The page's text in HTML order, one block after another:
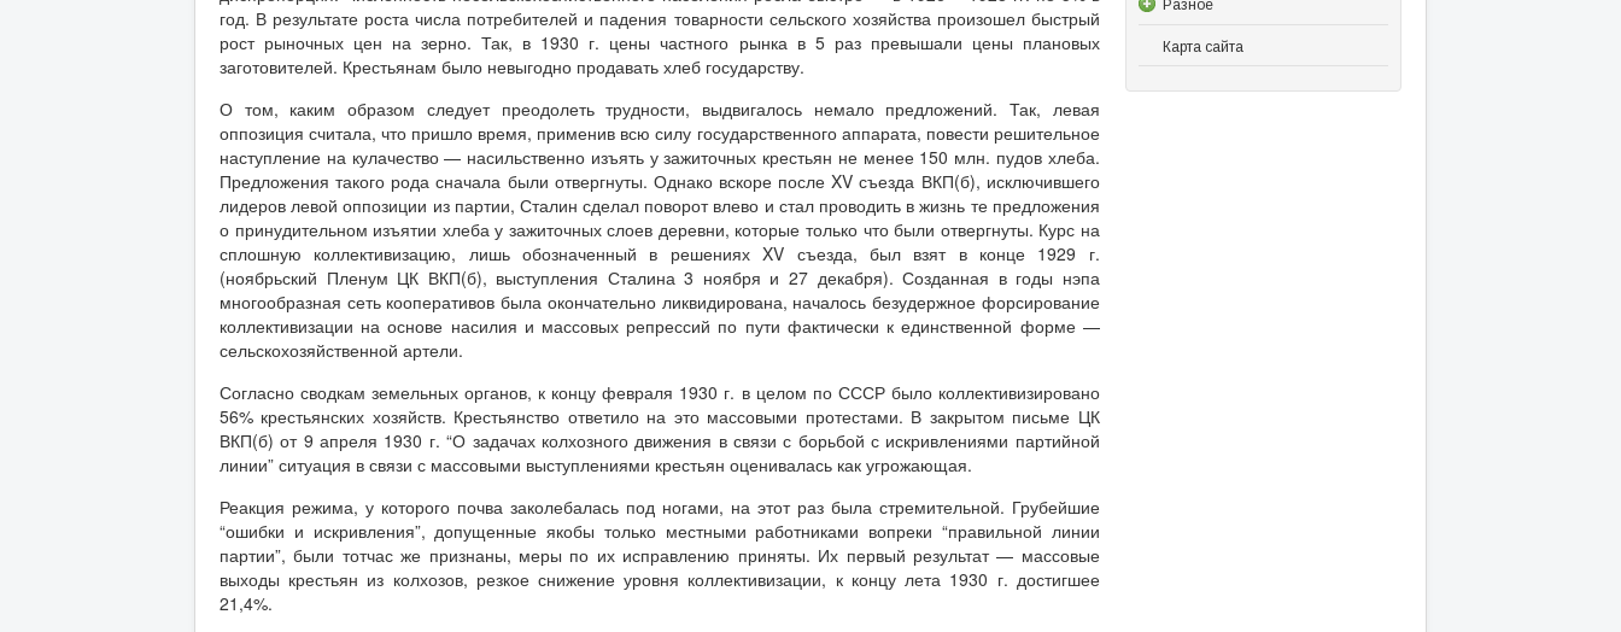
год. В результате роста числа потребителей и падения товарности сельского хозяйства произошел быстрый
рост рыночных цен на зерно. Так, в 1930 г. цены частного рынка в 5 раз превышали цены плановых
заготовителей. Крестьянам было невыгодно продавать хлеб государству.
О том, каким образом следует преодолеть трудности, выдвигалось немало предложений. Так, левая
оппозиция считала, что пришло время, применив всю силу государственного аппарата, повести решительное
наступление на кулачество — насильственно изъять у зажиточных крестьян не менее 150 млн. пудов хлеба.
Предложения такого рода сначала были отвергнуты. Однако вскоре после XV съезда ВКП(б), исключившего
лидеров левой оппозиции из партии, Сталин сделал поворот влево и стал проводить в жизнь те предложения
о принудительном изъятии хлеба у зажиточных слоев деревни, которые только что были отвергнуты. Курс на
сплошную коллективизацию, лишь обозначенный в решениях XV съезда, был взят в конце 1929 г.
(ноябрьский Пленум ЦК ВКП(б), выступления Сталина 3 ноября и 27 декабря). Созданная в годы нэпа
многообразная сеть кооперативов была окончательно ликвидирована, началось безудержное форсирование
коллективизации на основе насилия и массовых репрессий по пути фактически к единственной форме —
сельскохозяйственной артели.
Согласно сводкам земельных органов, к концу февраля 1930 г. в целом по СССР было коллективизировано
56% крестьянских хозяйств. Крестьянство ответило на это массовыми протестами. В закрытом письме ЦК
ВКП(б) от 9 апреля 1930 г. “О задачах колхозного движения в связи с борьбой с искривлениями партийной
линии” ситуация в связи с массовыми выступлениями крестьян оценивалась как угрожающая.
Реакция режима, у которого почва заколебалась под ногами, на этот раз была стремительной. Грубейшие
“ошибки и искривления”, допущенные якобы только местными работниками вопреки “правильной линии
партии”, были тотчас же признаны, меры по их исправлению приняты. Их первый результат — массовые
выходы крестьян из колхозов, резкое снижение уровня коллективизации, к концу лета 1930 г. достигшее
21,4%.
Разное
Карта сайта